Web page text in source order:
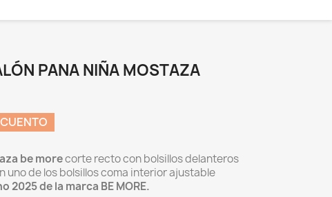
PANA NIÑA MOSTAZA
be morecorte recto con bolsillos delanteros
uno de los bolsillos coma interior ajustable
de la marca BE MORE.